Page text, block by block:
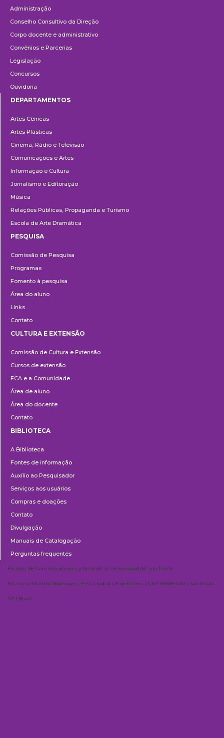
Administração
Conselho Consultivo da Direção
Corpo docente e administrativo
Convênios e Parcerias
Legislação
Concursos
Ouvidoria
DEPARTAMENTOS
Artes Cênicas
Artes Plásticas
Cinema, Rádio e Televisão
Comunicações e Artes
Informação e Cultura
Jornalismo e Editoração
Música
Relações Públicas, Propaganda e Turismo
Escola de Arte Dramática
PESQUISA
Comissão de Pesquisa
Programas
Fomento à pesquisa
Área do aluno
Links
Contato
e
Extensão
CULTURA E EXTENSÃO
Comissão de Cultura e Extensão
Cursos de extensão
ECA e a Comunidade
Área de aluno
Área do docente
Contato
BIBLIOTECA
A Biblioteca
Fontes de informação
Auxílio ao Pesquisador
Serviços aos usuários
Compras e doações
Contato
Divulgação
Manuais de Catalogação
Perguntas frequentes
Escuela de Comunicaciones y Artes de la Universidad de São Paulo
AV. Lúcio Martins Rodrigues, 443 | Ciudad Universitaria | CEP 05508-020 | São Paulo,
SP | Brasil